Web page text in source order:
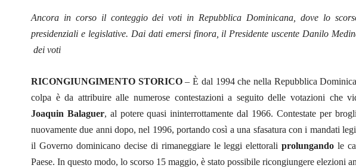
Ancora in corso il conteggio dei voti in Repubblica Dominicana, dove lo
presidenziali e legislative. Dai dati emersi finora, il Presidente uscente Danilo
dei voti
RICONGIUNGIMENTO STORICO– È dal 1994 che nella Repubblica
colpa è da attribuire alle numerose contestazioni a seguito delle votazioni che
Joaquin Balaguer, al potere quasi ininterrottamente dal 1966. Contestate per
nuovamente due anni dopo, nel 1996, portando così a una sfasatura con i mandati
il Governo dominicano decise di rimaneggiare le leggi elettoraliprolungando le
Paese. In questo modo, lo scorso 15 maggio, è stato possibile ricongiungere elezioni